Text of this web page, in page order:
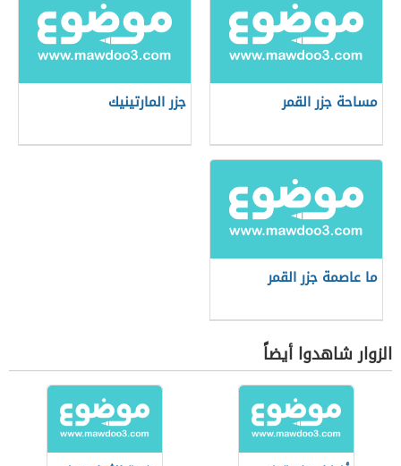
مساحة جزر القمر جزر المارتينيك
ما عاصمة جزر القمر
الزوار شاهدوا أيضاً